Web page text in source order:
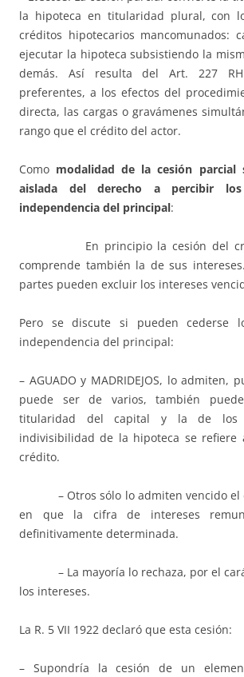
la hipoteca en titularidad plural, con
créditos hipotecarios mancomunados:
ejecutar la hipoteca subsistiendo la
demás. Así resulta del Art. 227
preferentes, a los efectos del
directa, las cargas o gravámenes
rango que el crédito del actor.
Como modalidad de la cesión parcial
aislada del derecho a percibir
independencia del principal:
En principio la cesión del
comprende también la de sus
partes pueden excluir los intereses
Pero se discute si pueden cederse
independencia del principal:
– AGUADO y MADRIDEJOS, lo admiten,
puede ser de varios, también
titularidad del capital y la de los
indivisibilidad de la hipoteca se
crédito.
– Otros sólo lo admiten vencido el
en que la cifra de intereses
definitivamente determinada.
– La mayoría lo rechaza, por el
los intereses.
La R. 5 VII 1922 declaró que esta cesión:
– Supondría la cesión de un